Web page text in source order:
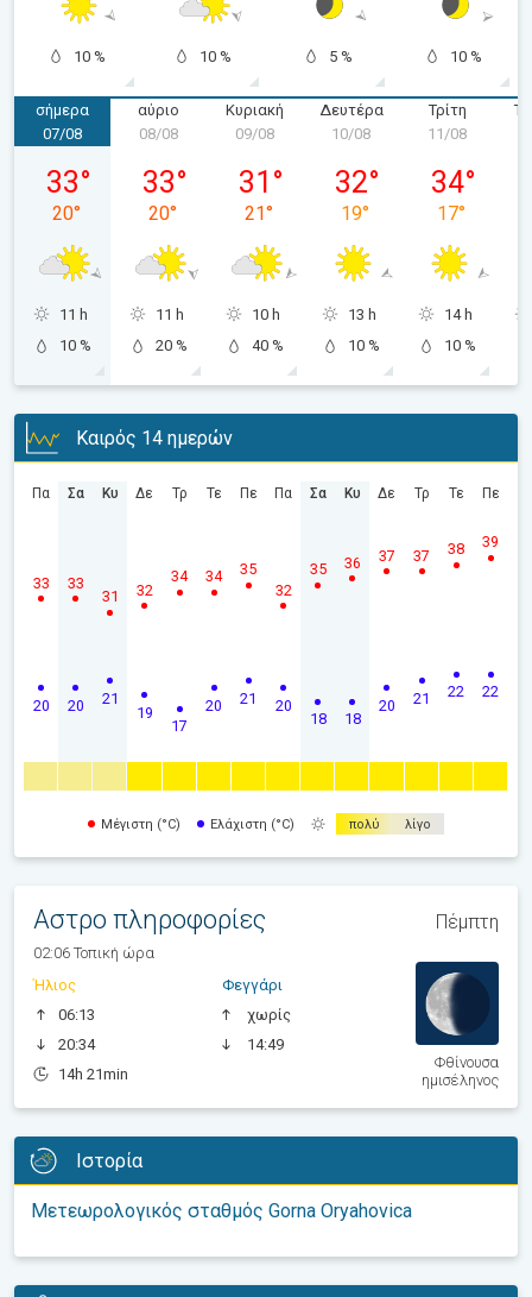
10 % 10 % 5 % 10 %
σήμερα
Παρασκευή 07/08
07/08
33°
20°
11 h
10 %
αύριο
Σάββατο 08/08
08/08
33°
20°
11 h
20 %
Κυριακή
Κυριακή 09/08
09/08
31 °
21°
10 h
40 %
Δευτέρα
Δευτέρα 10/08
10/08
32°
19°
13 h
10 %
Τρίτη
11/08
34°
17°
14 h
10 %
Καιρός 14 ημερών
Πα
20
33
Σα
20
33
Κυ
21
31
Δε
19
32
Τρ
17
34
Τε
20
34
Πε
21
35
Πα
20
32
Σα
18
35
Κυ
18
36
Δε
20
37
Τρ
21
37
Τε
22
38
Πε
22
39
Μέγιστη (°C) Ελάχιστη (°C) πολύ λίγο
Αστρο πληροφορίες Πέμπτη
02:06 Τοπική ώρα
Ήλιος
06:13
20:34
14h 21min
Φεγγάρι
χωρίς
14:49
Φθίνουσα
ημισέληνος
Ιστορία
Μετεωρολογικός σταθμός Gorna Oryahovica